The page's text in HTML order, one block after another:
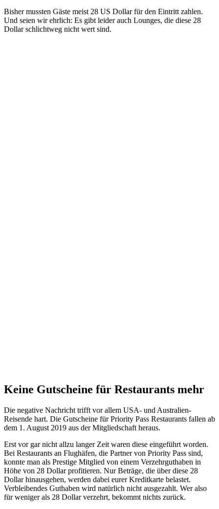
Bisher mussten Gäste meist 28 US Dollar für den Eintritt zahlen.
Und seien wir ehrlich: Es gibt leider auch Lounges, die diese 28
Dollar schlichtweg nicht wert sind.
Keine Gutscheine für Restaurants mehr
Die negative Nachricht trifft vor allem USA- und Australien-
Reisende hart. Die Gutscheine für Priority Pass Restaurants fallen ab
dem 1. August 2019 aus der Mitgliedschaft heraus.
Erst vor gar nicht allzu langer Zeit waren diese eingeführt worden.
Bei Restaurants an Flughäfen, die Partner von Priority Pass sind,
konnte man als Prestige Mitglied von einem Verzehrguthaben in
Höhe von 28 Dollar profitieren. Nur Beträge, die über diese 28
Dollar hinausgehen, werden dabei eurer Kreditkarte belastet.
Verbleibendes Guthaben wird natürlich nicht ausgezahlt. Wer also
für weniger als 28 Dollar verzehrt, bekommt nichts zurück.